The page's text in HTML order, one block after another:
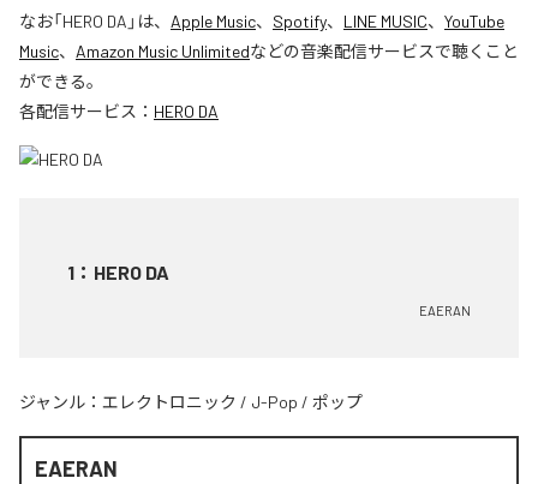
なお「HERO DA 」は、 Apple Music、 Spotify、 LINE MUSIC、 YouTube
Music、 Amazon Music Unlimitedなどの音楽配信サービスで聴くこと
ができる。
各配信サービス： HERO DA
1 ： HERO DA
EAERAN
ジャンル： エレクトロニック / J-Pop / ポップ
EAERAN